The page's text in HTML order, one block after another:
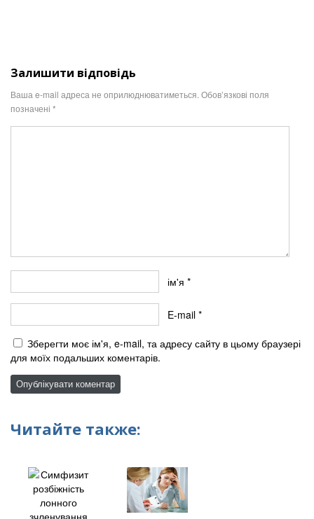
Залишити відповідь
Ваша e-mail адреса не оприлюднюватиметься. Обов’язкові поля
позначені *
ім'я *
E-mail *
Зберегти моє ім'я, e-mail, та адресу сайту в цьому браузері
для моїх подальших коментарів.
Читайте также: